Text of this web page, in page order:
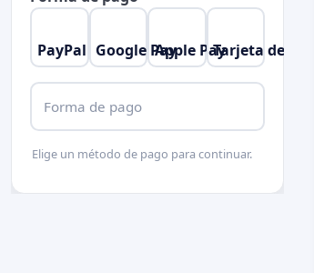
PayPal Google PayApple PayTarjeta de
Forma de pago
Elige un método de pago para continuar.